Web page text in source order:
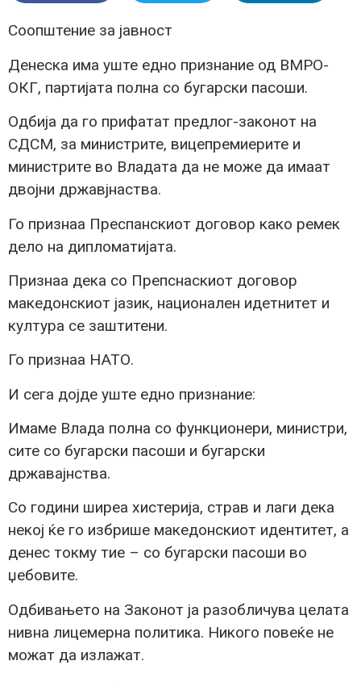
Соопштение за јавност
Денеска има уште едно признание од ВМРО-
ОКГ, партијата полна со бугарски пасоши.
Одбија да го прифатат предлог-законот на
СДСМ, за министрите, вицепремиерите и
министрите во Владата да не може да имаат
двојни државјнаства.
Го признаа Преспанскиот договор како ремек
дело на дипломатијата.
Признаа дека со Препснаскиот договор
македонскиот јазик, национален идетнитет и
култура се заштитени.
Го признаа НАТО.
И сега дојде уште едно признание:
Имаме Влада полна со функционери, министри,
сите со бугарски пасоши и бугарски
државајнства.
Со години ширеа хистерија, страв и лаги дека
некој ќе го избрише македонскиот идентитет, а
денес токму тие – со бугарски пасоши во
џебовите.
Одбивањето на Законот ја разобличува целата
нивна лицемерна политика. Никого повеќе не
можат да излажат.